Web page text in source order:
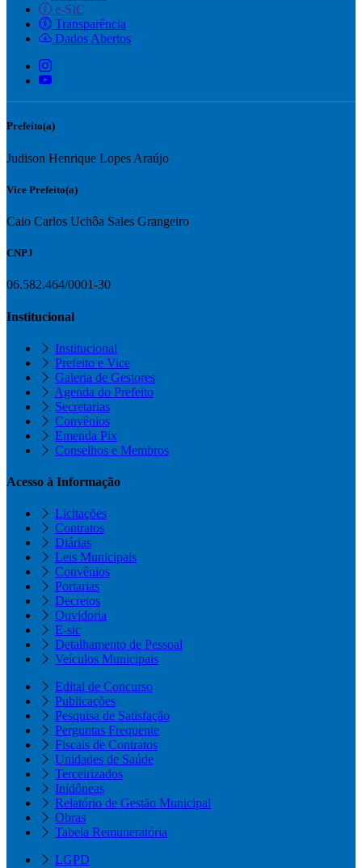
e-SIC
Transparência
Dados Abertos
Prefeito(a)
Judison Henrique Lopes Araújo
Vice Prefeito(a)
Caio Carlos Uchôa Sales Grangeiro
CNPJ
06.582.464/0001-30
Institucional
Institucional
Prefeito e Vice
Galeria de Gestores
Agenda do Prefeito
Secretarias
Convênios
Emenda Pix
Conselhos e Membros
Acesso à Informação
Licitações
Contratos
Diárias
Leis Municipais
Convênios
Portarias
Decretos
Ouvidoria
E-sic
Detalhamento de Pessoal
Veículos Municipais
Edital de Concurso
Publicações
Pesquisa de Satisfação
Perguntas Frequente
Fiscais de Contratos
Unidades de Saúde
Terceirizados
Inidôneas
Relatório de Gestão Municipal
Obras
Tabela Remuneratória
LGPD